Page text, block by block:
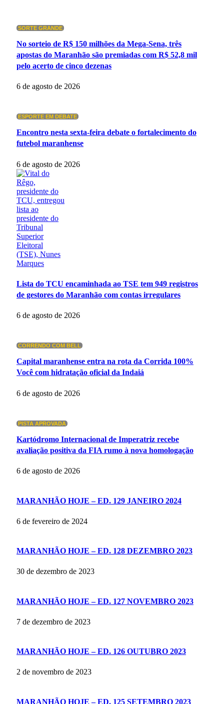
SORTE GRANDE
No sorteio de R$ 150 milhões da Mega-Sena, três
apostas do Maranhão são premiadas com R$ 52,8 mil
pelo acerto de cinco dezenas
6 de agosto de 2026
ESPORTE EM DEBATE
Encontro nesta sexta-feira debate o fortalecimento do
futebol maranhense
6 de agosto de 2026
Lista do TCU encaminhada ao TSE tem 949 registros
de gestores do Maranhão com contas irregulares
6 de agosto de 2026
CORRENDO COM BELL
Capital maranhense entra na rota da Corrida 100%
Você com hidratação oficial da Indaiá
6 de agosto de 2026
PISTA APROVADA
Kartódromo Internacional de Imperatriz recebe
avaliação positiva da FIA rumo à nova homologação
6 de agosto de 2026
MARANHÃO HOJE – ED. 129 JANEIRO 2024
6 de fevereiro de 2024
MARANHÃO HOJE – ED. 128 DEZEMBRO 2023
30 de dezembro de 2023
MARANHÃO HOJE – ED. 127 NOVEMBRO 2023
7 de dezembro de 2023
MARANHÃO HOJE – ED. 126 OUTUBRO 2023
2 de novembro de 2023
MARANHÃO HOJE – ED. 125 SETEMBRO 2023